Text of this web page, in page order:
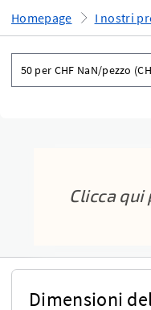
Homepage I nostri
Dimensioni